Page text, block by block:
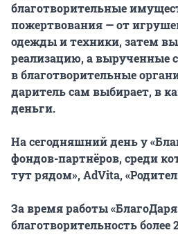
благотворительные
пожертвования — от
одежды и техники, затем
реализацию, а вырученные
в благотворительные
даритель сам выбирает, в
деньги.
На сегодняшний день у
фондов-партнёров, среди
тут рядом», AdVita,
За время работы
благотворительность более